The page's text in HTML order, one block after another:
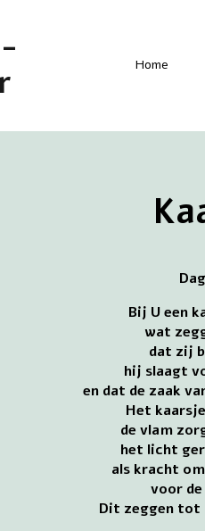
Home
Bij U een
wat
dat zij
hij slaagt
en dat de zaak
Het
de vlam
het licht
als kracht
voor
Dit zeggen tot